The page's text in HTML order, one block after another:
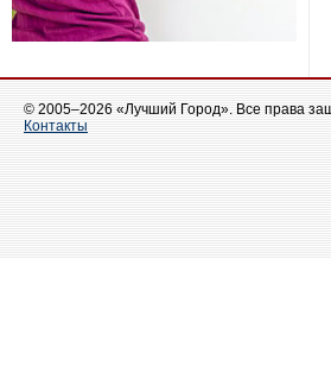
© 2005–2026 «Лучший Город». Все права
Контакты